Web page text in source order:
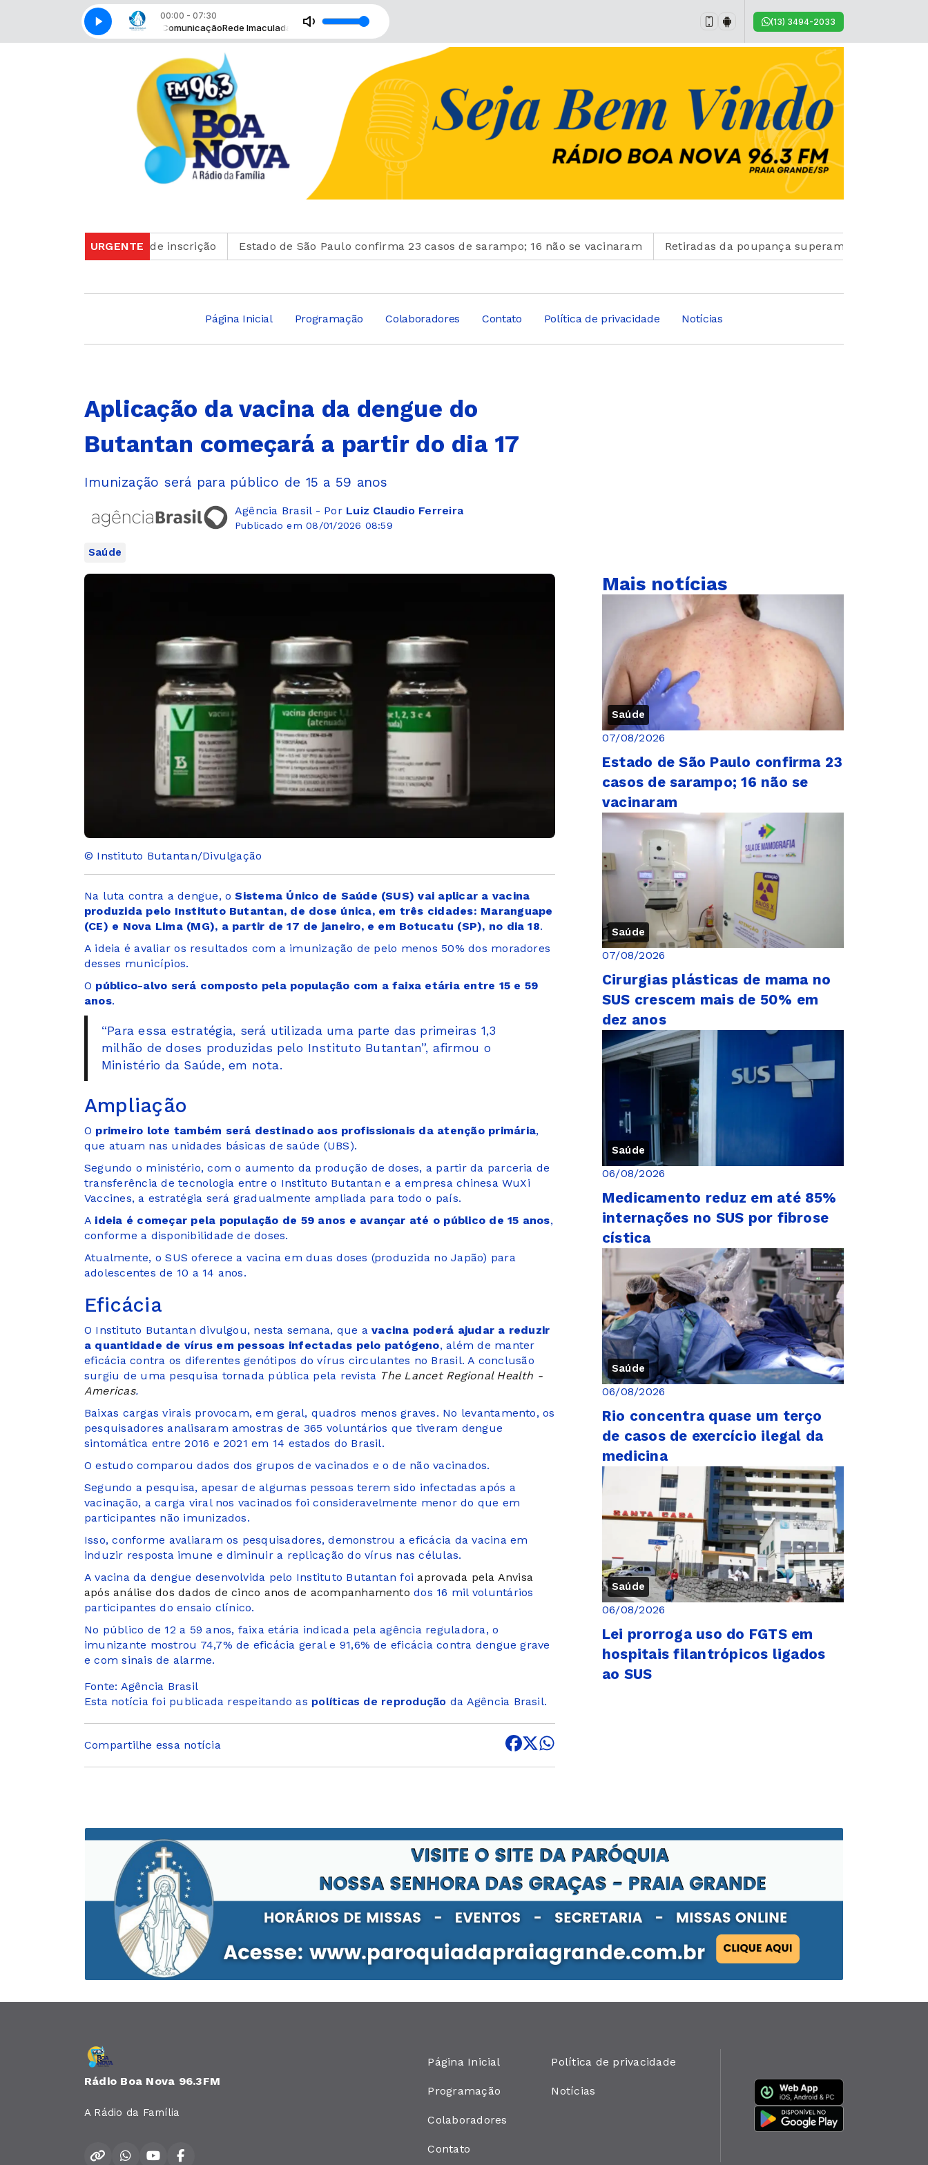
00:00 - 07:30
Rede Imaculada de ComunicaçãoRede Imaculada de Comunicação - Retransmissão com Rede Imaculada de Comunicação
(13) 3494-2033
URGENTE
consultar o cartão de inscrição Estado de São Paulo confirma 23 casos de sarampo; 16 não se vacinaram Retiradas da poupança superam depósitos em R$
Página Inicial Programação Colaboradores Contato Política de privacidade Notícias
Aplicação da vacina da dengue do
Butantan começará a partir do dia 17
Imunização será para público de 15 a 59 anos
Agência Brasil - Por Luiz Claudio Ferreira
Publicado em 08/01/2026 08:59
Saúde
© Instituto Butantan/Divulgação
Na luta contra a dengue, o Sistema Único de Saúde (SUS) vai aplicar a vacina
produzida pelo Instituto Butantan, de dose única, em três cidades: Maranguape
(CE) e Nova Lima (MG), a partir de 17 de janeiro, e em Botucatu (SP), no dia 18.
A ideia é avaliar os resultados com a imunização de pelo menos 50% dos moradores
desses municípios.
O público-alvo será composto pela população com a faixa etária entre 15 e 59
anos.
“Para essa estratégia, será utilizada uma parte das primeiras 1,3
milhão de doses produzidas pelo Instituto Butantan”, afirmou o
Ministério da Saúde, em nota.
Ampliação
O primeiro lote também será destinado aos profissionais da atenção primária,
que atuam nas unidades básicas de saúde (UBS).
Segundo o ministério, com o aumento da produção de doses, a partir da parceria de
transferência de tecnologia entre o Instituto Butantan e a empresa chinesa WuXi
Vaccines, a estratégia será gradualmente ampliada para todo o país.
A ideia é começar pela população de 59 anos e avançar até o público de 15 anos,
conforme a disponibilidade de doses.
Atualmente, o SUS oferece a vacina em duas doses (produzida no Japão) para
adolescentes de 10 a 14 anos.
Eficácia
O Instituto Butantan divulgou, nesta semana, que avacina poderá ajudar a reduzir
a quantidade de vírus em pessoas infectadas pelo patógeno, além de manter
eficácia contra os diferentes genótipos do vírus circulantes no Brasil. A conclusão
surgiu de uma pesquisa tornada pública pela revista The Lancet Regional Health -
Americas.
Baixas cargas virais provocam, em geral, quadros menos graves. No levantamento, os
pesquisadores analisaram amostras de 365 voluntários que tiveram dengue
sintomática entre 2016 e 2021 em 14 estados do Brasil.
O estudo comparou dados dos grupos de vacinados e o de não vacinados.
Segundo a pesquisa, apesar de algumas pessoas terem sido infectadas após a
vacinação, a carga viral nos vacinados foi consideravelmente menor do que em
participantes não imunizados.
Isso, conforme avaliaram os pesquisadores, demonstrou a eficácia da vacina em
induzir resposta imune e diminuir a replicação do vírus nas células.
A vacina da dengue desenvolvida pelo Instituto Butantan foiaprovada pela Anvisa
após análise dos dados de cinco anos de acompanhamento dos 16 mil voluntários
participantes do ensaio clínico.
No público de 12 a 59 anos, faixa etária indicada pela agência reguladora, o
imunizante mostrou 74,7% de eficácia geral e 91,6% de eficácia contra dengue grave
e com sinais de alarme.
Fonte: Agência Brasil
Esta notícia foi publicada respeitando as políticas de reprodução da Agência Brasil.
Compartilhe essa notícia
Mais notícias
Saúde
07/08/2026
Estado de São Paulo confirma 23
casos de sarampo; 16 não se
vacinaram
Saúde
07/08/2026
Cirurgias plásticas de mama no
SUS crescem mais de 50% em
dez anos
Saúde
06/08/2026
Medicamento reduz em até 85%
internações no SUS por fibrose
cística
Saúde
06/08/2026
Rio concentra quase um terço
de casos de exercício ilegal da
medicina
Saúde
06/08/2026
Lei prorroga uso do FGTS em
hospitais filantrópicos ligados
ao SUS
Rádio Boa Nova 96.3FM
A Rádio da Família
Página Inicial
Programação
Colaboradores
Contato
Política de privacidade
Notícias